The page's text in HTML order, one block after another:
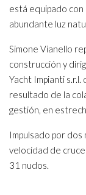
está equipado
abundante luz
Simone Vianello
construcción y
Yacht Impianti s.r.l.
resultado de la
gestión, en
Impulsado por
velocidad de
31 nudos.